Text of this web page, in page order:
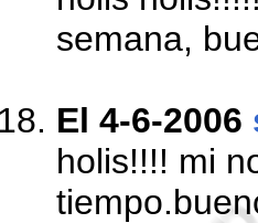
semana,
El 4-6-2006
holis!!!! mi